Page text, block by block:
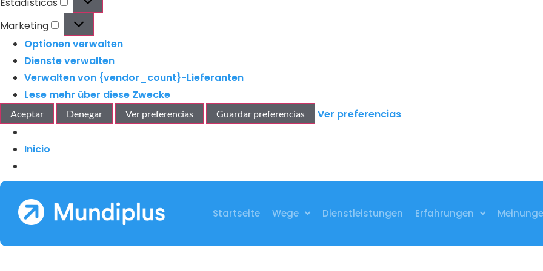
Marketing
Optionen verwalten
Dienste verwalten
Verwalten von {vendor_count}-Lieferanten
Lese mehr über diese Zwecke
Aceptar Denegar Ver preferencias Guardar preferencias Ver preferencias
Inicio
Startseite Wege Dienstleistungen Erfahrungen